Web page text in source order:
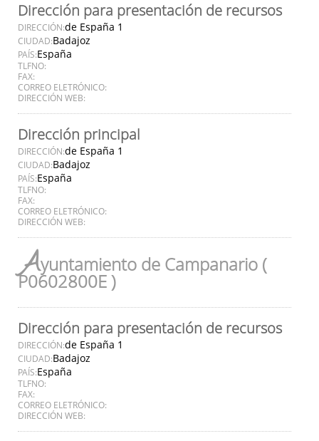
Dirección para presentación de recursos
DIRECCIÓN:de España 1
CIUDAD:Badajoz
PAÍS:España
TLFNO:
FAX:
CORREO ELETRÓNICO:
DIRECCIÓN WEB:
Dirección principal
DIRECCIÓN:de España 1
CIUDAD:Badajoz
PAÍS:España
TLFNO:
FAX:
CORREO ELETRÓNICO:
DIRECCIÓN WEB:
Ayuntamiento de Campanario (
P0602800E )
Dirección para presentación de recursos
DIRECCIÓN:de España 1
CIUDAD:Badajoz
PAÍS:España
TLFNO:
FAX:
CORREO ELETRÓNICO:
DIRECCIÓN WEB: